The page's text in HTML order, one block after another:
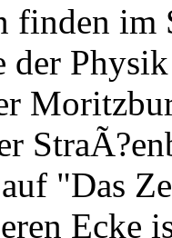
finden im
der
"Das
Ecke